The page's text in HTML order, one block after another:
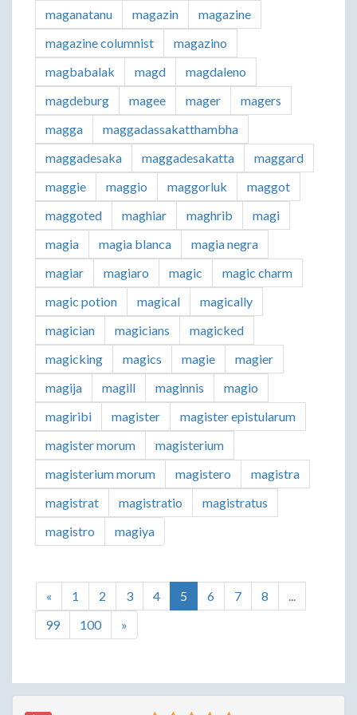
maganatanu magazin
magazine
magazine columnist
magazino
magbabalak
magd
magdaleno
magdeburg
magee mager
magers
magga
maggadassakatthambha
maggadesaka
maggadesakatta
maggard
maggie
maggio maggorluk
maggot
maggoted
maghiar maghrib
magi
magia
magia blanca
magia negra
magiar
magiaro magic
magic charm
magic potion
magical
magically
magician
magicians
magicked
magicking
magics magie
magier
magija
magill maginnis
magio
magiribi
magister
magister epistularum
magister morum
magisterium
magisterium morum
magistero
magistra
magistrat
magistratio
magistratus
magistro
magiya
« 1 2 3 4 5 6 7 8
...
99
100 »